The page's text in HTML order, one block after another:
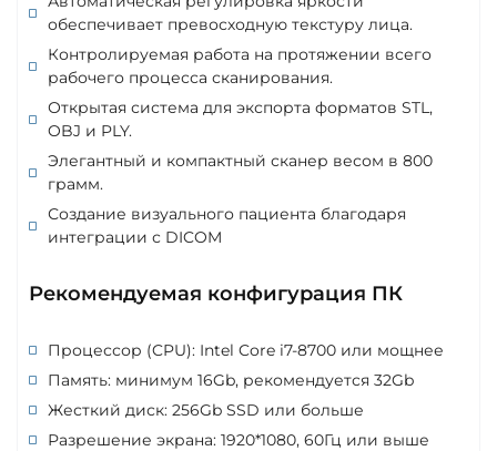
обеспечивает превосходную текстуру лица.
Контролируемая работа на протяжении всего
рабочего процесса сканирования.
Открытая система для экспорта форматов STL,
OBJ и PLY.
Элегантный и компактный сканер весом в 800
грамм.
Создание визуального пациента благодаря
интеграции с DICOM
Рекомендуемая конфигурация ПК
Процессор (CPU): Intel Core i7-8700 или мощнее
Память: минимум 16Gb, рекомендуется 32Gb
Жесткий диск: 256Gb SSD или больше
Разрешение экрана: 1920*1080, 60Гц или выше